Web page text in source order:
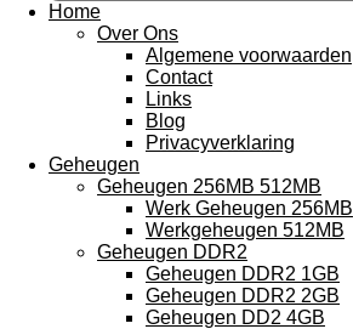
Home
Over Ons
Algemene voorwaarden
Contact
Links
Blog
Privacyverklaring
Geheugen
Geheugen 256MB 512MB
Werk Geheugen 256MB
Werkgeheugen 512MB
Geheugen DDR2
Geheugen DDR2 1GB
Geheugen DDR2 2GB
Geheugen DD2 4GB